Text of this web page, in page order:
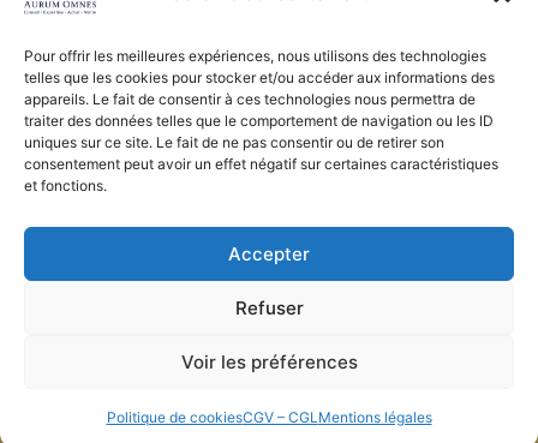
Pour offrir les meilleures expériences, nous utilisons des technologies
telles que les cookies pour stocker et/ou accéder aux informations des
appareils. Le fait de consentir à ces technologies nous permettra de
traiter des données telles que le comportement de navigation ou les ID
uniques sur ce site. Le fait de ne pas consentir ou de retirer son
consentement peut avoir un effet négatif sur certaines caractéristiques
et fonctions.
Accepter
Refuser
Voir les préférences
Politique de cookiesCGV – CGLMentions légales
23,00€
Ajouter au panier
CGV - CGL
Copyright © 2026 Aurum Omnes